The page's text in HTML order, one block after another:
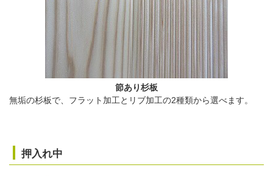
節あり杉板
無垢の杉板で、フラット加工とリブ加工の2種類から選べます。
押入れ中